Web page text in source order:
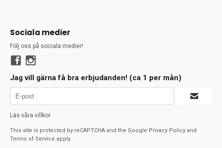
Sociala medier
Följ oss på sociala medier!
Jag vill gärna få bra erbjudanden! (ca 1 per mån)
Läs våra villkor
This site is protected by reCAPTCHA and the Google Privacy Policy and
Terms of Service apply.